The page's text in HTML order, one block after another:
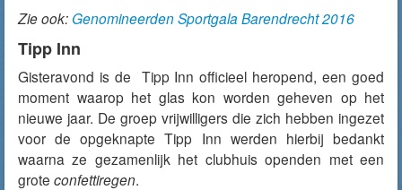
Zie ook: Genomineerden Sportgala Barendrecht 2016
Tipp Inn
Gisteravond is de Tipp Inn officieel heropend, een goed
moment waarop het glas kon worden geheven op het
nieuwe jaar. De groep vrijwilligers die zich hebben ingezet
voor de opgeknapte Tipp Inn werden hierbij bedankt
waarna ze gezamenlijk het clubhuis openden met een
grote confettiregen.